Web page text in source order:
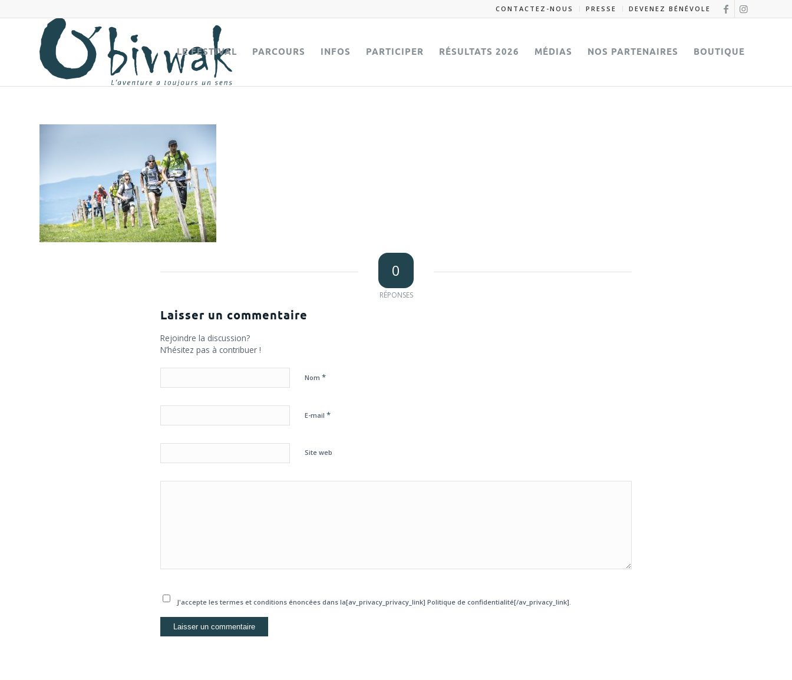
CONTACTEZ-NOUS PRESSE DEVENEZ BÉNÉVOLE
LE FESTIVAL PARCOURS INFOS PARTICIPER RÉSULTATS 2026 MÉDIAS NOS PARTENAIRES BOUTIQUE
0
RÉPONSES
Laisser un commentaire
Rejoindre la discussion?
N’hésitez pas à contribuer !
Nom *
E-mail *
Site web
J'accepte les termes et conditions énoncées dans la[av_privacy_privacy_link] Politique de confidentialité[/av_privacy_link].